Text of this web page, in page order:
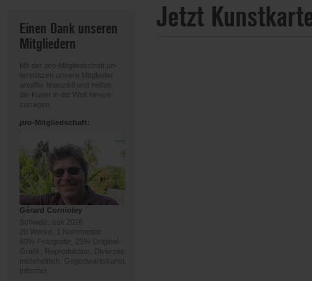
Der letzte Monat im Fokus
Alle Fokus-Werke
Einen Dank unseren
Mitgliedern
Mit der pro
-Mitgliedschaft un-
terstützen unsere Mitglieder
artoffer finanziell und helfen,
die Kunst in die Welt hinaus-
zutragen.
pro-Mitgliedschaft:
Gérard Cornioley
Schweiz, seit 2016
20 Werke, 1 Kommentar
60% Fotografie, 25% Original-
Grafik; Reproduktion, Diverses;
mehrheitlich: Gegenwartskunst,
Informel
Jetzt